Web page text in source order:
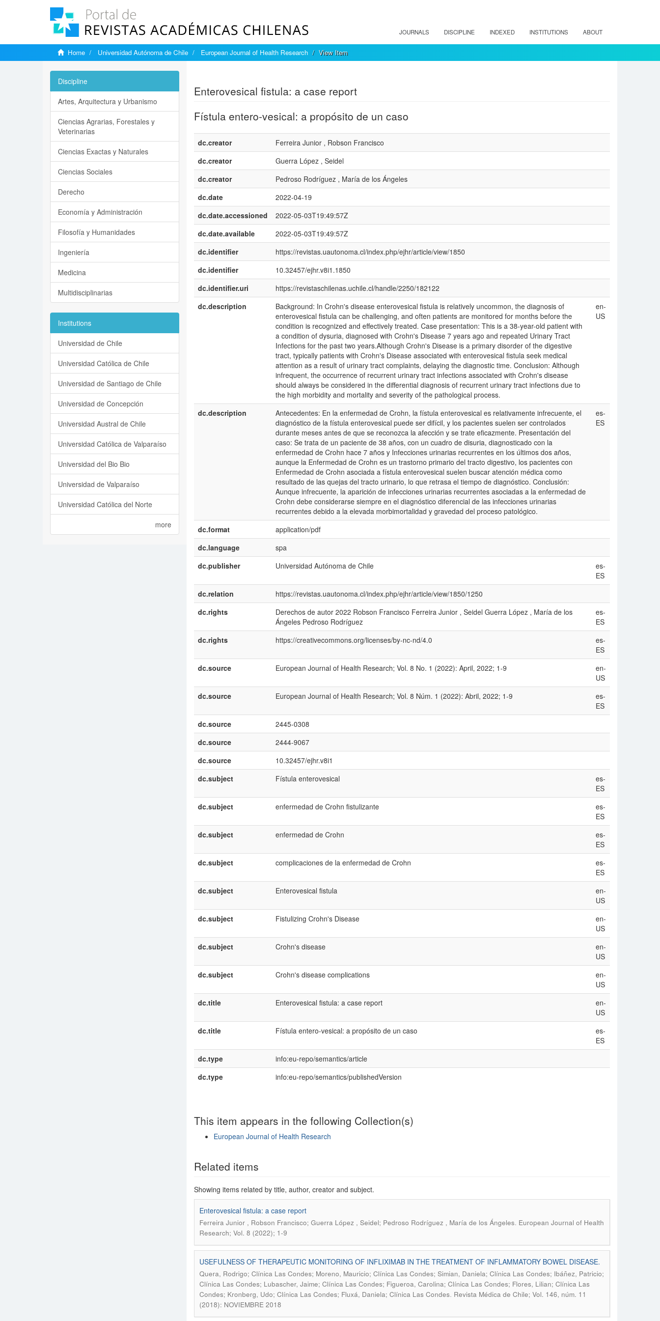
JOURNALS DISCIPLINE INDEXED INSTITUTIONS ABOUT
Home Universidad Autónoma de Chile European Journal of Health Research View Item
Enterovesical fistula: a case report
Fístula entero-vesical: a propósito de un caso
dc.creator
Ferreira Junior , Robson Francisco
dc.creator
Guerra López , Seidel
dc.creator
Pedroso Rodríguez , María de los Ángeles
dc.date
2022-04-19
dc.date.accessioned
2022-05-03T19:49:57Z
dc.date.available
2022-05-03T19:49:57Z
dc.identifier
https://revistas.uautonoma.cl/index.php/ejhr/article/view/1850
dc.identifier
10.32457/ejhr.v8i1.1850
dc.identifier.uri
https://revistaschilenas.uchile.cl/handle/2250/182122
dc.description
Background: In Crohn's disease enterovesical fistula is relatively uncommon, the diagnosis of
enterovesical fistula can be challenging, and often patients are monitored for months before the
condition is recognized and effectively treated. Case presentation: This is a 38-year-old patient with
a condition of dysuria, diagnosed with Crohn's Disease 7 years ago and repeated Urinary Tract
Infections for the past two years.Although Crohn's Disease is a primary disorder of the digestive
tract, typically patients with Crohn's Disease associated with enterovesical fistula seek medical
attention as a result of urinary tract complaints, delaying the diagnostic time. Conclusion: Although
infrequent, the occurrence of recurrent urinary tract infections associated with Crohn's disease
should always be considered in the differential diagnosis of recurrent urinary tract infections due to
the high morbidity and mortality and severity of the pathological process.
en-
US
dc.description
Antecedentes: En la enfermedad de Crohn, la fístula enterovesical es relativamente infrecuente, el
diagnóstico de la fístula enterovesical puede ser difícil, y los pacientes suelen ser controlados
durante meses antes de que se reconozca la afección y se trate eficazmente. Presentación del
caso: Se trata de un paciente de 38 años, con un cuadro de disuria, diagnosticado con la
enfermedad de Crohn hace 7 años y Infecciones urinarias recurrentes en los últimos dos años,
aunque la Enfermedad de Crohn es un trastorno primario del tracto digestivo, los pacientes con
Enfermedad de Crohn asociada a fístula enterovesical suelen buscar atención médica como
resultado de las quejas del tracto urinario, lo que retrasa el tiempo de diagnóstico. Conclusión:
Aunque infrecuente, la aparición de infecciones urinarias recurrentes asociadas a la enfermedad de
Crohn debe considerarse siempre en el diagnóstico diferencial de las infecciones urinarias
recurrentes debido a la elevada morbimortalidad y gravedad del proceso patológico.
es-
ES
dc.format
application/pdf
dc.language
spa
dc.publisher
Universidad Autónoma de Chile
es-
ES
dc.relation
https://revistas.uautonoma.cl/index.php/ejhr/article/view/1850/1250
dc.rights
Derechos de autor 2022 Robson Francisco Ferreira Junior , Seidel Guerra López , María de los
Ángeles Pedroso Rodríguez
es-
ES
dc.rights
https://creativecommons.org/licenses/by-nc-nd/4.0
es-
ES
dc.source
European Journal of Health Research; Vol. 8 No. 1 (2022): April, 2022; 1-9
en-
US
dc.source
European Journal of Health Research; Vol. 8 Núm. 1 (2022): Abril, 2022; 1-9
es-
ES
dc.source
2445-0308
dc.source
2444-9067
dc.source
10.32457/ejhr.v8i1
dc.subject
Fístula enterovesical
es-
ES
dc.subject
enfermedad de Crohn fistulizante
es-
ES
dc.subject
enfermedad de Crohn
es-
ES
dc.subject
complicaciones de la enfermedad de Crohn
es-
ES
dc.subject
Enterovesical fistula
en-
US
dc.subject
Fistulizing Crohn's Disease
en-
US
dc.subject
Crohn's disease
en-
US
dc.subject
Crohn's disease complications
en-
US
dc.title
Enterovesical fistula: a case report
en-
US
dc.title
Fístula entero-vesical: a propósito de un caso
es-
ES
dc.type
info:eu-repo/semantics/article
dc.type
info:eu-repo/semantics/publishedVersion
This item appears in the following Collection(s)
European Journal of Health Research
Related items
Showing items related by title, author, creator and subject.
Enterovesical fistula: a case report
Ferreira Junior , Robson Francisco; Guerra López , Seidel; Pedroso Rodríguez , María de los Ángeles. European Journal of Health
Research; Vol. 8 (2022); 1-9
USEFULNESS OF THERAPEUTIC MONITORING OF INFLIXIMAB IN THE TREATMENT OF INFLAMMATORY BOWEL DISEASE.
Quera, Rodrigo; Clínica Las Condes; Moreno, Mauricio; Clínica Las Condes; Simian, Daniela; Clínica Las Condes; Ibáñez, Patricio;
Clínica Las Condes; Lubascher, Jaime; Clínica Las Condes; Figueroa, Carolina; Clínica Las Condes; Flores, Lilian; Clínica Las
Condes; Kronberg, Udo; Clínica Las Condes; Fluxá, Daniela; Clínica Las Condes. Revista Médica de Chile; Vol. 146, núm. 11
(2018): NOVIEMBRE 2018
Discipline
Artes, Arquitectura y Urbanismo
Ciencias Agrarias, Forestales y
Veterinarias
Ciencias Exactas y Naturales
Ciencias Sociales
Derecho
Economía y Administración
Filosofía y Humanidades
Ingeniería
Medicina
Multidisciplinarias
Institutions
Universidad de Chile
Universidad Católica de Chile
Universidad de Santiago de Chile
Universidad de Concepción
Universidad Austral de Chile
Universidad Católica de Valparaíso
Universidad del Bio Bio
Universidad de Valparaíso
Universidad Católica del Norte
more